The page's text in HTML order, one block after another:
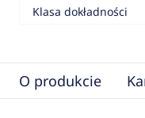
Klasa dokładności
O produkcie